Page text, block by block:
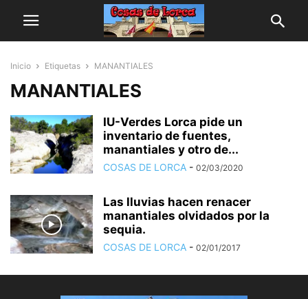
Inicio Etiquetas MANANTIALES
MANANTIALES
IU-Verdes Lorca pide un
inventario de fuentes,
manantiales y otro de...
COSAS DE LORCA - 02/03/2020
Las lluvias hacen renacer
manantiales olvidados por la
sequia.
COSAS DE LORCA - 02/01/2017